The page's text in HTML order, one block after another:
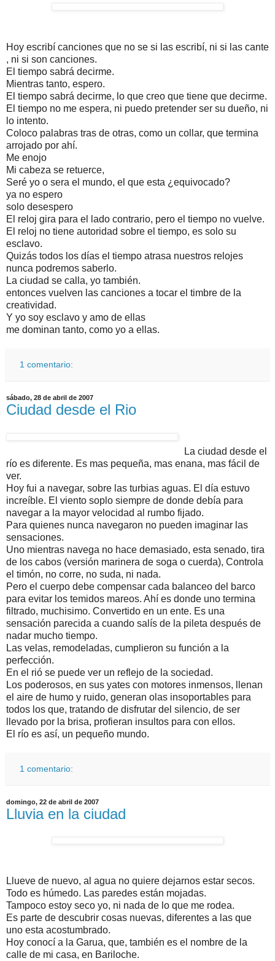
Hoy escribí canciones que no se si las escribí, ni si las cante
, ni si son canciones.
El tiempo sabrá decirme.
Mientras tanto, espero.
El tiempo sabrá decirme, lo que creo que tiene que decirme.
El tiempo no me espera, ni puedo pretender ser su dueño, ni
lo intento.
Coloco palabras tras de otras, como un collar, que termina
arrojado por ahí.
Me enojo
Mi cabeza se retuerce,
Seré yo o sera el mundo, el que esta ¿equivocado?
ya no espero
solo desespero
El reloj gira para el lado contrario, pero el tiempo no vuelve.
El reloj no tiene autoridad sobre el tiempo, es solo su
esclavo.
Quizás todos los días el tiempo atrasa nuestros relojes
nunca podremos saberlo.
La ciudad se calla, yo también.
entonces vuelven las canciones a tocar el timbre de la
creatividad.
Y yo soy esclavo y amo de ellas
me dominan tanto, como yo a ellas.
1 comentario:
sábado, 28 de abril de 2007
Ciudad desde el Rio
La ciudad desde el
río es diferente. Es mas pequeña, mas enana, mas fácil de
ver.
Hoy fui a navegar, sobre las turbias aguas. El día estuvo
increíble. El viento soplo siempre de donde debía para
navegar a la mayor velocidad al rumbo fijado.
Para quienes nunca navegaron no pueden imaginar las
sensaciones.
Uno mientras navega no hace demasiado, esta senado, tira
de los cabos (versión marinera de soga o cuerda), Controla
el timón, no corre, no suda, ni nada.
Pero el cuerpo debe compensar cada balanceo del barco
para evitar los temidos mareos. Ahí es donde uno termina
filtrado, muchisimo. Convertido en un ente. Es una
sensación parecida a cuando salís de la pileta después de
nadar mucho tiempo.
Las velas, remodeladas, cumplieron su función a la
perfección.
En el rió se puede ver un reflejo de la sociedad.
Los poderosos, en sus yates con motores inmensos, llenan
el aire de humo y ruido, generan olas insoportables para
todos los que, tratando de disfrutar del silencio, de ser
llevado por la brisa, profieran insultos para con ellos.
El río es así, un pequeño mundo.
1 comentario:
domingo, 22 de abril de 2007
Lluvia en la ciudad
Llueve de nuevo, al agua no quiere dejarnos estar secos.
Todo es húmedo. Las paredes están mojadas.
Tampoco estoy seco yo, ni nada de lo que me rodea.
Es parte de descubrir cosas nuevas, diferentes a las que
uno esta acostumbrado.
Hoy conocí a la Garua, que, también es el nombre de la
calle de mi casa, en Bariloche.